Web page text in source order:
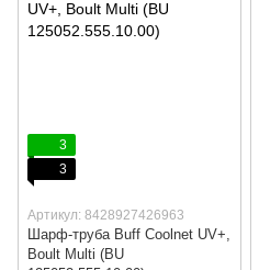
3
3
Артикул: 8428927426963
Шарф-труба Buff Coolnet UV+,
Boult Multi (BU